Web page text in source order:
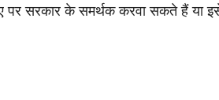
पर सरकार के समर्थक करवा सकते हैं या